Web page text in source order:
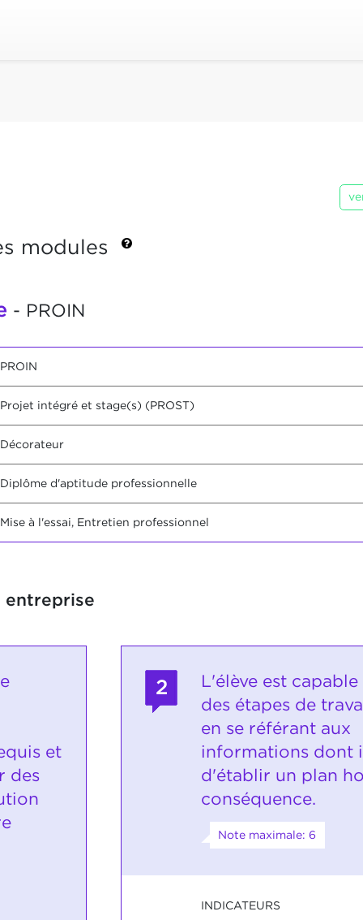
modules
- PROIN
PROIN
Projet intégré et stage(s) (PROST)
Décorateur
Diplôme d'aptitude professionnelle
Mise à l'essai, Entretien professionnel
entreprise
et
des
2
L'élève est
des étapes de
en se référant aux
informations dont
d'établir un plan
conséquence.
Note maximale: 6
INDICATEURS